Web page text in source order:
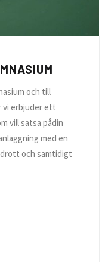
och till
vi erbjuder ett
vill satsa pådin
med en
och samtidigt